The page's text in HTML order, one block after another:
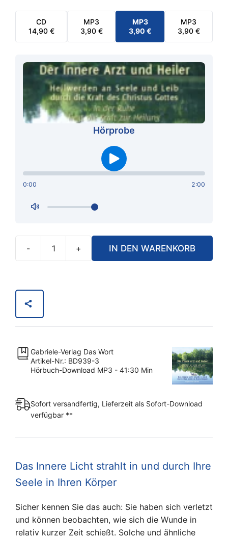
CD
14,90 €
MP3
3,90 €
MP3
3,90 €
MP3
3,90 €
Hörprobe
0:00 2:00
-
3
MP3
Download
+ IN DEN WARENKORB
Gabriele-Verlag Das Wort
Artikel-Nr.: BD939-3
Hörbuch-Download MP3 - 41:30 Min
Sofort versandfertig, Lieferzeit als Sofort-Download
verfügbar **
Das Innere Licht strahlt in und durch Ihre
Seele in Ihren Körper
Sicher kennen Sie das auch: Sie haben sich verletzt
und können beobachten, wie sich die Wunde in
relativ kurzer Zeit schießt. Solche und ähnliche